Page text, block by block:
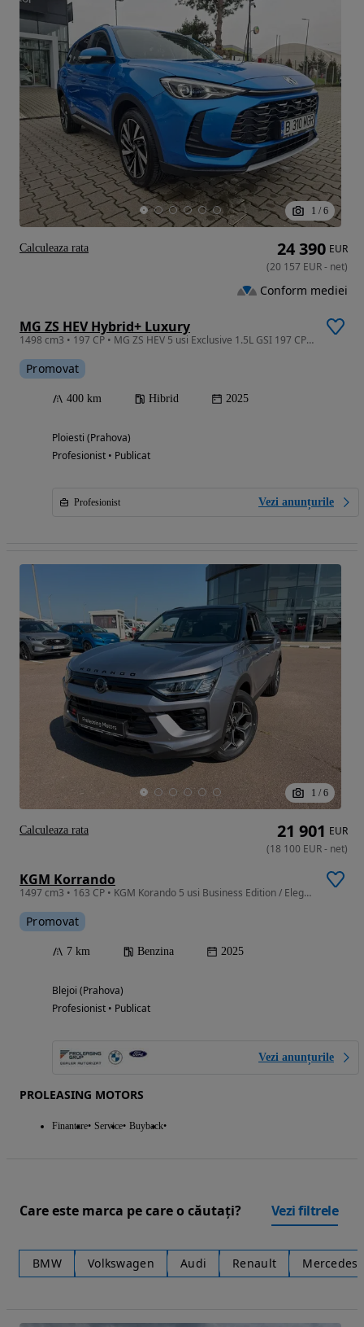
1 / 6
MG ZS HEV Hybrid+ Luxury
1498 cm3 • 197 CP • MG ZS HEV 5 usi Exclusive 1.5L GSI 197 CP AT (MY 2025)
Promovat
400 km Hibrid 2025
Ploiesti (Prahova)
Profesionist • Publicat
Profesionist Vezi anunțurile
24 390 EUR
(20 157 EUR- net)
Conform mediei
Calculeaza rata
1 / 6
KGM Korrando
1497 cm3 • 163 CP • KGM Korando 5 usi Business Edition / Elegant 1.5 GDI-Turbo 163 CP A6
Promovat
7 km Benzina 2025
Blejoi (Prahova)
Profesionist • Publicat
Vezi anunțurile
PROLEASING MOTORS
Finantare Service Buyback
21 901 EUR
(18 100 EUR- net)
Calculeaza rata
Care este marca pe care o căutați? Vezi filtrele
BMW Volkswagen Audi Renault